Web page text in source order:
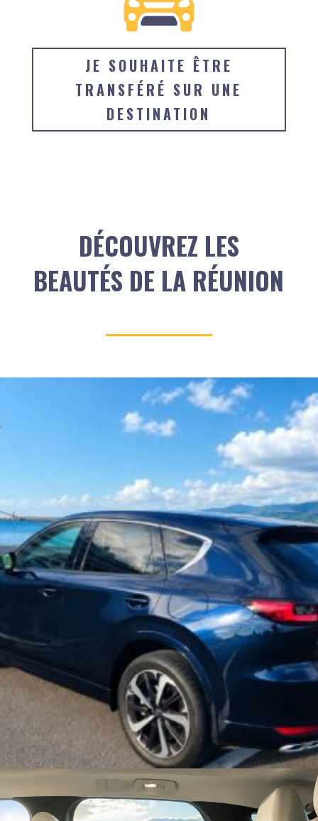
JE SOUHAITE ÊTRE
TRANSFÉRÉ SUR UNE
DESTINATION
DÉCOUVREZ LES
BEAUTÉS DE LA RÉUNION